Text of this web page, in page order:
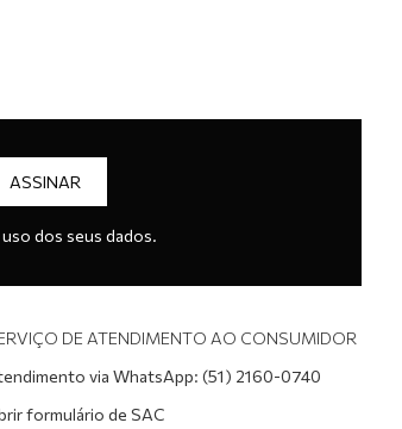
ASSINAR
dos seus dados.
DE ATENDIMENTO AO CONSUMIDOR
via WhatsApp: (51) 2160-0740
formulário de SAC